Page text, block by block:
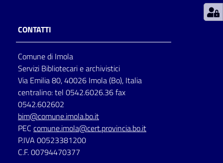
per
lettura
Seguici
su
CONTATTI
Comune di Imola
Servizi Bibliotecari e archivistici
Via Emilia 80, 40026 Imola (Bo), Italia
centralino: tel 0542.6026.36 fax
0542.602602
bim@comune.imola.bo.it
PEC comune.imola@cert.provincia.bo.it
P.IVA 00523381200
C.F. 00794470377